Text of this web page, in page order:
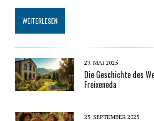
WEITERLESEN
29. MAI 2025
Die Geschichte des
Freixeneda
25. SEPTEMBER 2025